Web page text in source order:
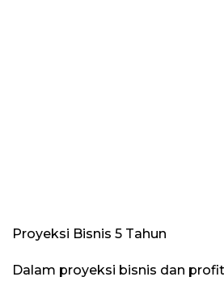
Proyeksi Bisnis 5 Tahun
Dalam proyeksi bisnis dan